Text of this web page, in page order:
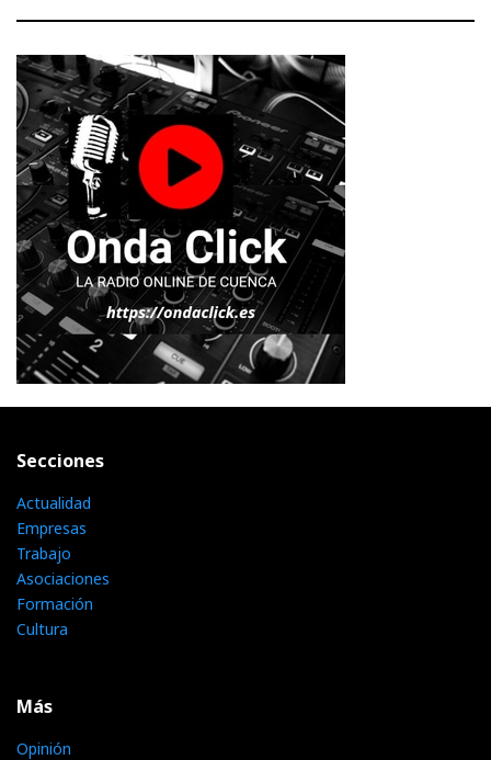
Secciones
Actualidad
Empresas
Trabajo
Asociaciones
Formación
Cultura
Más
Opinión